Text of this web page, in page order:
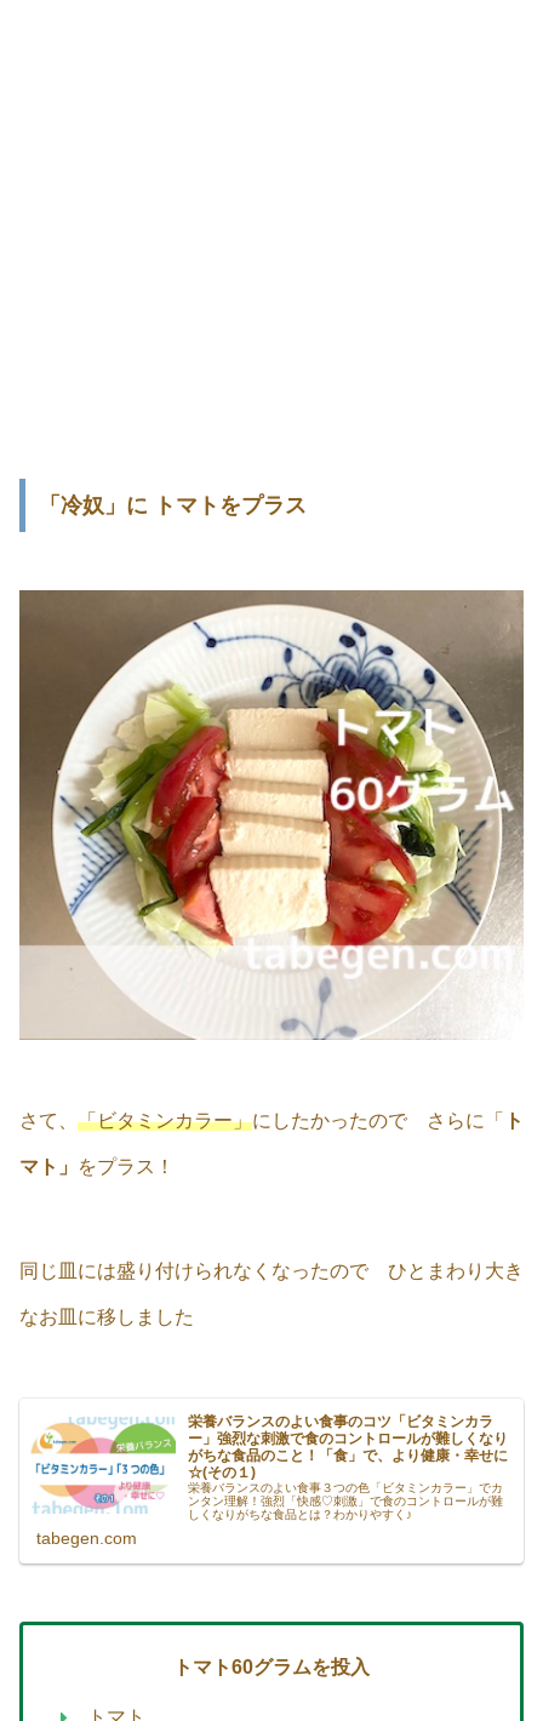
「冷奴」に トマトをプラス
さて、 「ビタミンカラー」にしたかったので さらに「 ト
マト」 をプラス！
同じ皿には盛り付けられなくなったので ひとまわり大き
なお皿に移しました
栄養バランスのよい食事のコツ「ビタミンカラ
ー」強烈な刺激で食のコントロールが難しくなり
がちな食品のこと！「食」で、より健康・幸せに
☆(その１)
栄養バランスのよい食事３つの色「ビタミンカラー」でカ
ンタン理解！強烈「快感♡刺激」で食のコントロールが難
しくなりがちな食品とは？わかりやすく♪
tabegen.com
トマト60グラムを投入
トマト